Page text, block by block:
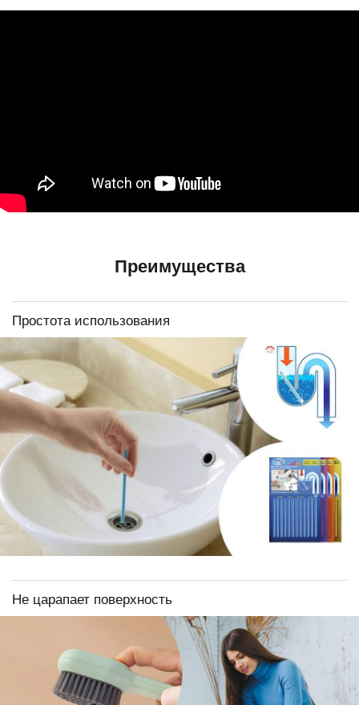
Преимущества
Простота использования
Не царапает поверхность